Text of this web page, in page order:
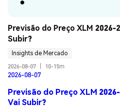
Previsão do Preço XLM
Subir?
Insights de Mercado
2026-08-07
10-15m
2026-08-07
Previsão do Preço XLM
Vai Subir?